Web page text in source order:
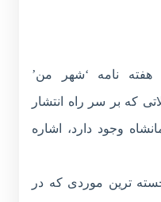
نامه ‘شهر من’
که بر سر راه انتشار
وجود دارد، اشاره
ترین موردی که در